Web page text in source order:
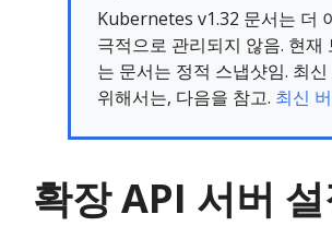
Kubernetes v1.32 문서는 더
극적으로 관리되지 않음. 현재
는 문서는 정적 스냅샷임. 최
위해서는, 다음을 참고. 최신
확장 API 서버